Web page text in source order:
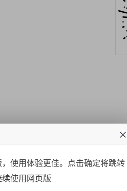
使用体验更佳。点击确定将跳转
使用网页版